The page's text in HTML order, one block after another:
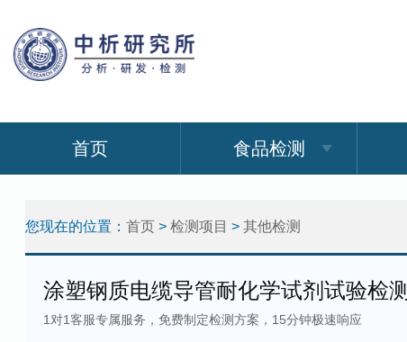
首页 食品检测
您现在的位置： 首页 > 检测项目 > 其他检测
涂塑钢质电缆导管耐化学试剂试验检测
1对1客服专属服务，免费制定检测方案，15分钟极速响应